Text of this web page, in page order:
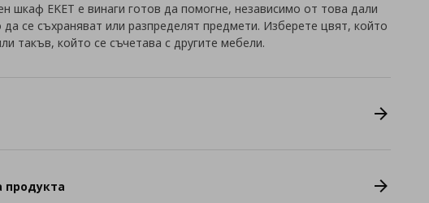
шкаф EKET е винаги готов да помогне, независимо от това дали
да се съхраняват или разпределят предмети. Изберете цвят, който
такъв, който се съчетава с другите мебели.
продукта